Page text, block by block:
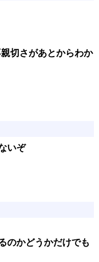
切さがあとからわか
いぞ
のかどうかだけでも